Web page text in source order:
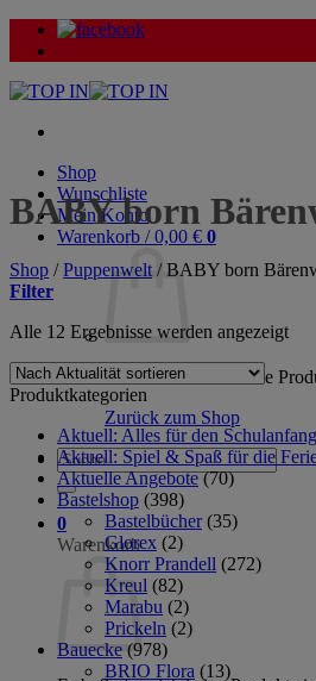
Zum
Inhalt
Shop
Wunschliste
Mein Konto
Warenkorb /0,00 € 0
Es befinden sich keine
Zurück zum Shop
Suche
nach:
0
Warenkorb
BABY born
Shop / Puppenwelt /BABY born
Filter
Alle 12 Ergebnisse werden angezeigt
Produktkategorien
Aktuell: Alles für den Schulanfang
Aktuell: Spiel & Spaß für die
Aktuelle Angebote (70)
Bastelshop (398)
Bastelbücher (35)
Glorex (2)
Knorr Prandell (272)
Kreul (82)
Marabu (2)
Prickeln (2)
Bauecke (978)
BRIO Flora (13)